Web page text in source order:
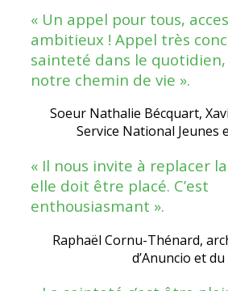
« Un appel pour tous,
ambitieux ! Appel très
sainteté dans le
notre chemin de vie ».
Soeur Nathalie Bécquart,
Service National Jeunes
« Il nous invite à replacer
elle doit être placé. C’est
enthousiasmant ».
Raphaël Cornu-Thénard,
d’Anuncio et